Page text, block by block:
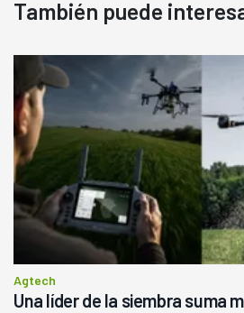
También puede
Agtech
Una líder de la siembra suma